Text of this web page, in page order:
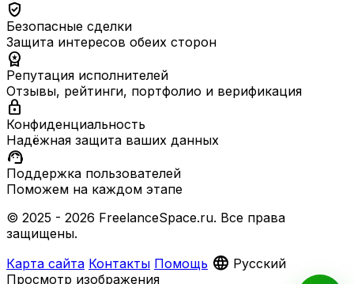
verified_user
Безопасные сделки
Защита интересов обеих сторон
workspace_premium
Репутация исполнителей
Отзывы, рейтинги, портфолио и верификация
lock
Конфиденциальность
Надёжная защита ваших данных
support_agent
Поддержка пользователей
Поможем на каждом этапе
© 2025 - 2026 FreelanceSpace.ru. Все права
защищены.
Карта сайта Контакты Помощь language Русский
Просмотр изображения